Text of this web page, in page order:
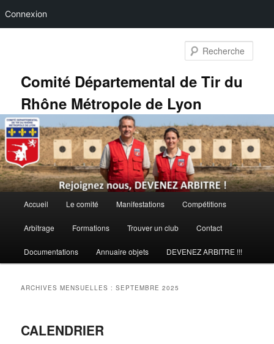
Connexion
Comité Départemental de Tir du
Rhône Métropole de Lyon
Accueil Le comité Manifestations Compétitions
Arbitrage Formations Trouver un club Contact
Documentations Annuaire objets DEVENEZ ARBITRE !!!
ARCHIVES MENSUELLES :SEPTEMBRE 2025
CALENDRIER